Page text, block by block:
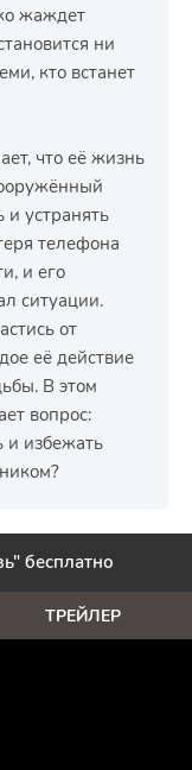
жаждет
ни
кто встанет
что её жизнь
и устранять
телефона
и его
ситуации.
от
её действие
В этом
вопрос:
и избежать
бесплатно
ТРЕЙЛЕР